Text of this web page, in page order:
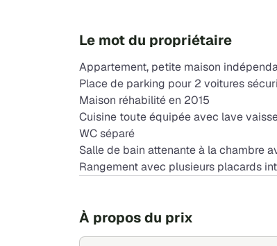
Le mot du propriétaire
Appartement, petite maison
Place de parking pour 2 voitures
Maison réhabilité en 2015
Cuisine toute équipée avec lave
WC séparé
Salle de bain attenante à la chambre
Rangement avec plusieurs placards
À propos du prix